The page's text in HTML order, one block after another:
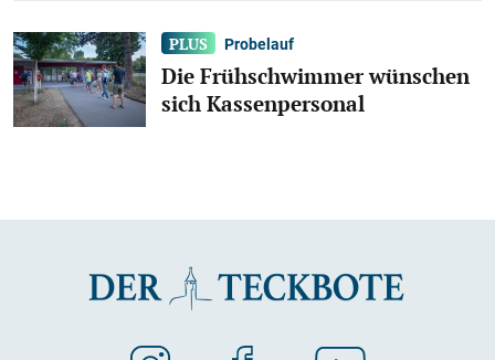
Probelauf
Die Frühschwimmer wünschen
sich Kassenpersonal